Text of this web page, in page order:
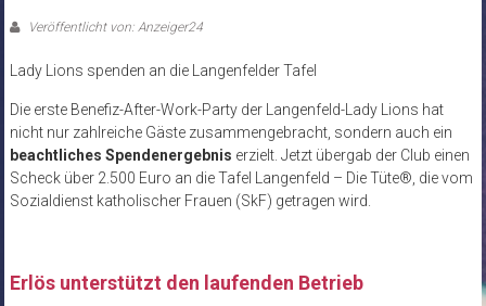
Veröffentlicht von: Anzeiger24
Lady Lions spenden an die Langenfelder Tafel
Die erste Benefiz-After-Work-Party der Langenfeld-Lady Lions hat
nicht nur zahlreiche Gäste zusammengebracht, sondern auch ein
beachtliches Spendenergebnis erzielt. Jetzt übergab der Club einen
Scheck über 2.500 Euro an die Tafel Langenfeld – Die Tüte®, die vom
Sozialdienst katholischer Frauen (SkF) getragen wird.
Erlös unterstützt den laufenden Betrieb